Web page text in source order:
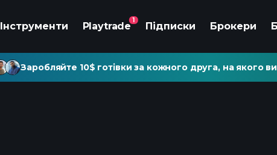
Інструменти Playtrade
1
Підписки Брокери
Заробляйте 10$ готівки за кожного друга, на якого